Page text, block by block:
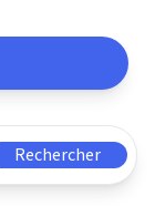
Rechercher